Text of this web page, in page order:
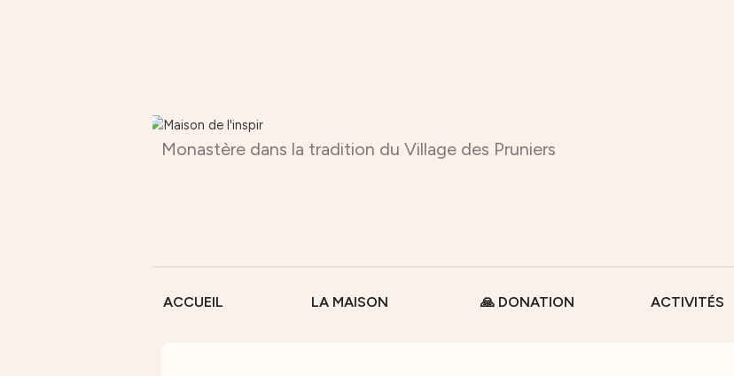
Monastère dans la tradition du Village des Pruniers
ACCUEIL LA MAISON 🙏 DONATION ACTIVITÉS